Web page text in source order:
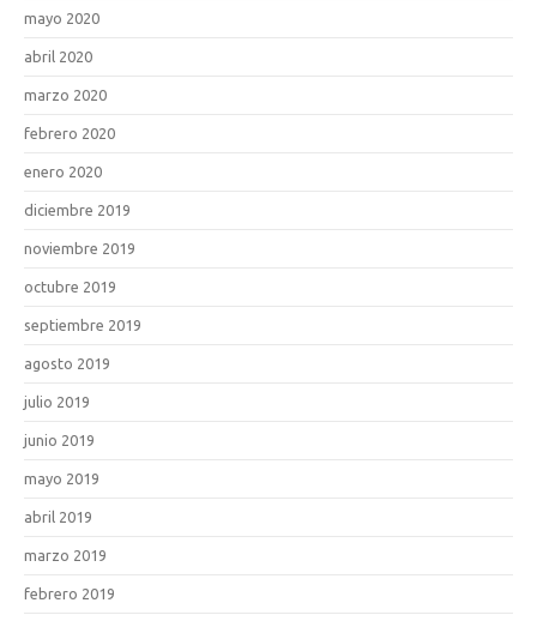
mayo 2020
abril 2020
marzo 2020
febrero 2020
enero 2020
diciembre 2019
noviembre 2019
octubre 2019
septiembre 2019
agosto 2019
julio 2019
junio 2019
mayo 2019
abril 2019
marzo 2019
febrero 2019